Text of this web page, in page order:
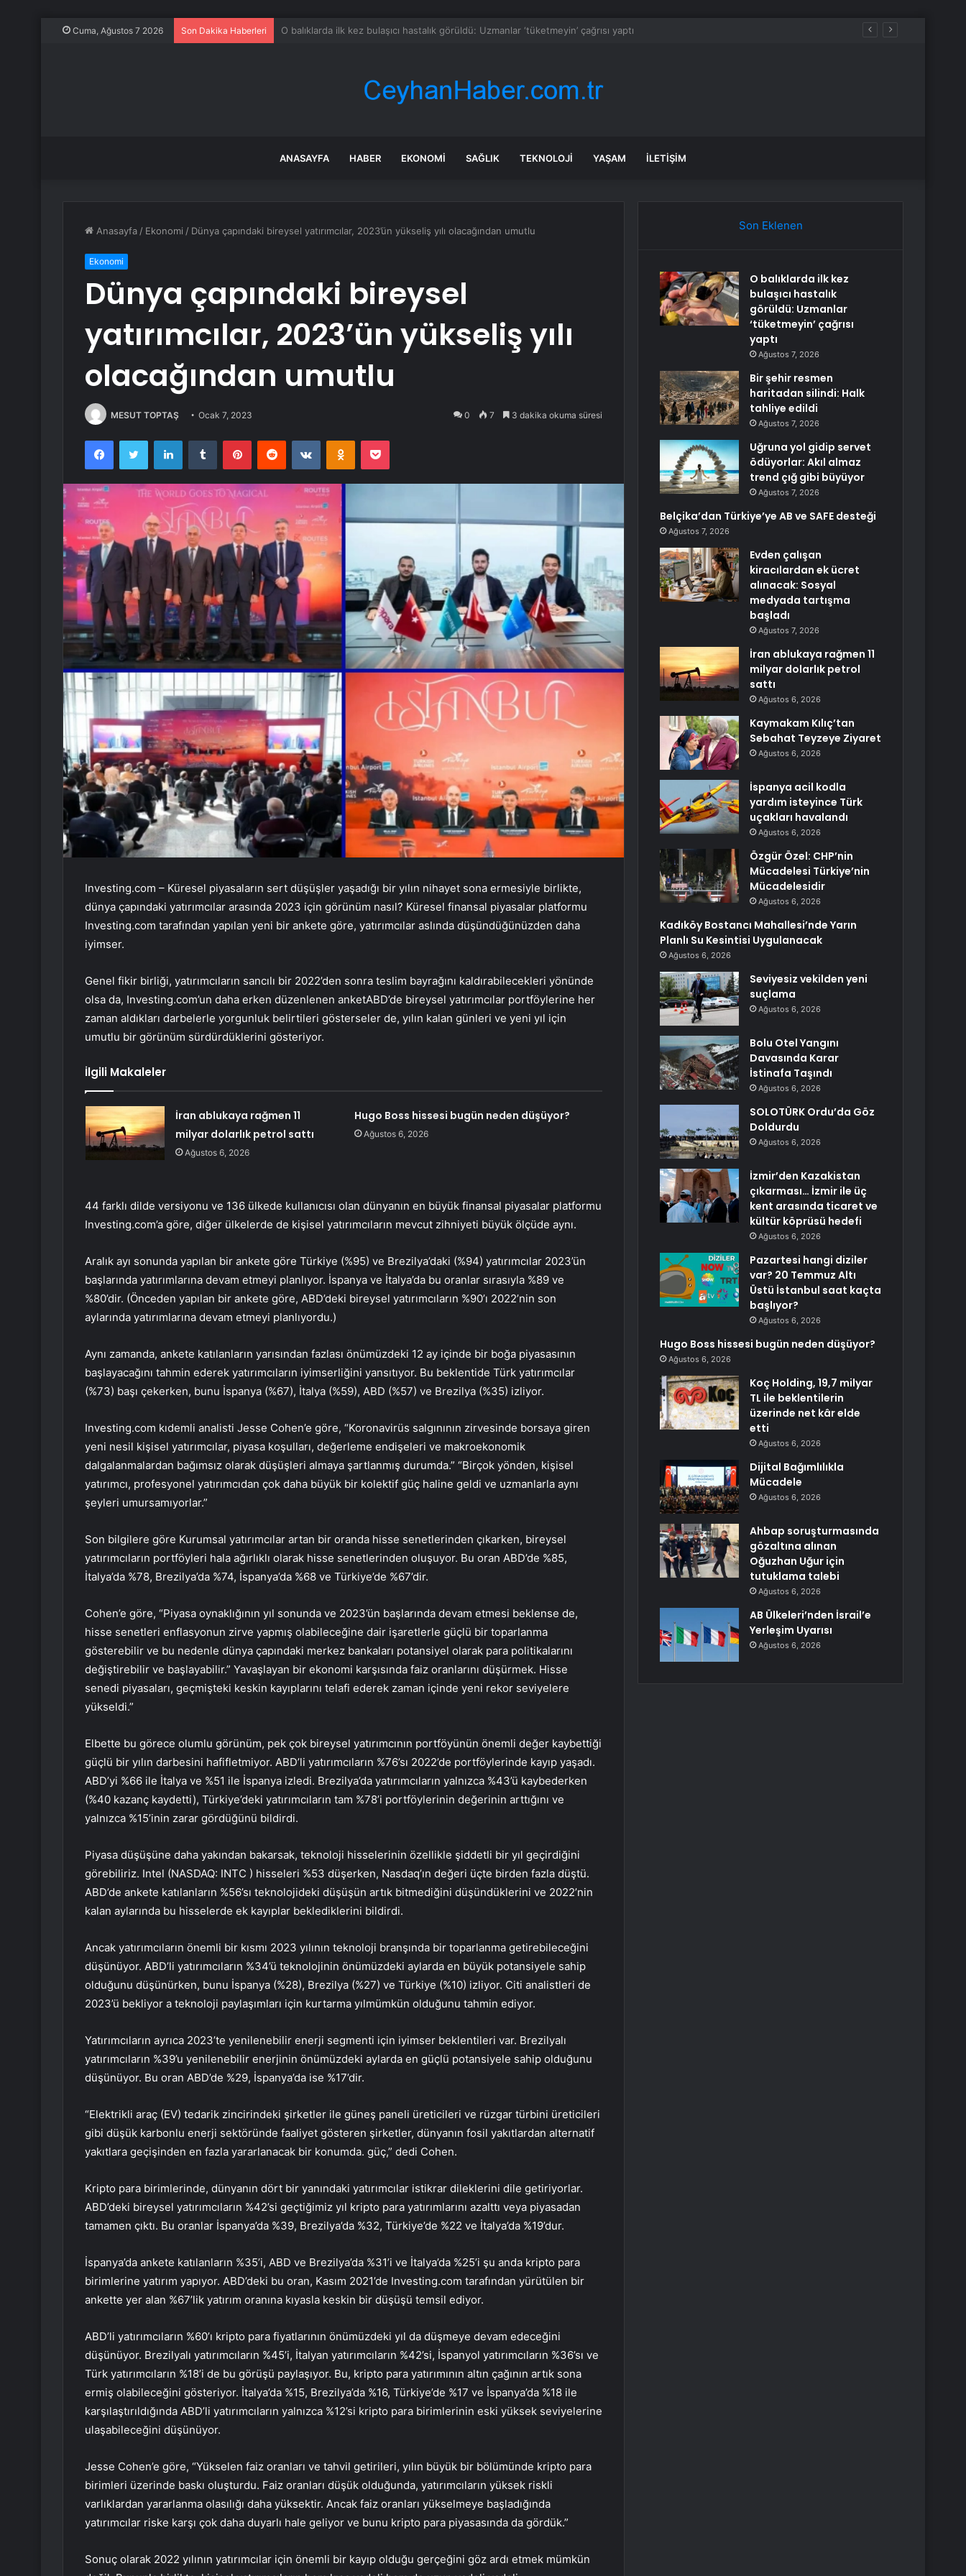
Cuma, Ağustos 7 2026 Son Dakika Haberleri Bir şehir resmen haritadan silindi: Halk tahliye edildi
ANASAYFA HABER EKONOMI SAĞLIK TEKNOLOJI YAŞAM İLETIŞIM
Anasayfa / Ekonomi / Dünya çapındaki bireysel yatırımcılar, 2023’ün yükseliş yılı olacağından umutlu
Ekonomi
Dünya çapındaki bireysel
yatırımcılar, 2023’ün yükseliş yılı
olacağından umutlu
MESUT TOPTAŞ Ocak 7, 2023 0 7 3 dakika okuma süresi
FacebookTwitter LinkedInTumblr PinterestReddit VKontakteOdnoklassniki
Pocket
Investing.com – Küresel piyasaların sert düşüşler yaşadığı bir yılın nihayet sona ermesiyle birlikte,
dünya çapındaki yatırımcılar arasında 2023 için görünüm nasıl? Küresel finansal piyasalar platformu
Investing.com tarafından yapılan yeni bir ankete göre, yatırımcılar aslında düşündüğünüzden daha
iyimser.
Genel fikir birliği, yatırımcıların sancılı bir 2022’den sonra teslim bayrağını kaldırabilecekleri yönünde
olsa da, Investing.com’un daha erken düzenlenen anketABD’de bireysel yatırımcılar portföylerine her
zaman aldıkları darbelerle yorgunluk belirtileri gösterseler de, yılın kalan günleri ve yeni yıl için
umutlu bir görünüm sürdürdüklerini gösteriyor.
İlgili Makaleler
İran ablukaya rağmen 11
milyar dolarlık petrol sattı
Ağustos 6, 2026
Hugo Boss hissesi bugün neden düşüyor?
Ağustos 6, 2026
44 farklı dilde versiyonu ve 136 ülkede kullanıcısı olan dünyanın en büyük finansal piyasalar platformu
Investing.com’a göre, diğer ülkelerde de kişisel yatırımcıların mevcut zihniyeti büyük ölçüde aynı.
Aralık ayı sonunda yapılan bir ankete göre Türkiye (%95) ve Brezilya’daki (%94) yatırımcılar 2023’ün
başlarında yatırımlarına devam etmeyi planlıyor. İspanya ve İtalya’da bu oranlar sırasıyla %89 ve
%80’dir. (Önceden yapılan bir ankete göre, ABD’deki bireysel yatırımcıların %90’ı 2022’nin son
aylarında yatırımlarına devam etmeyi planlıyordu.)
Aynı zamanda, ankete katılanların yarısından fazlası önümüzdeki 12 ay içinde bir boğa piyasasının
başlayacağını tahmin ederek yatırımcıların iyimserliğini yansıtıyor. Bu beklentide Türk yatırımcılar
(%73) başı çekerken, bunu İspanya (%67), İtalya (%59), ABD (%57) ve Brezilya (%35) izliyor.
Investing.com kıdemli analisti Jesse Cohen’e göre, “Koronavirüs salgınının zirvesinde borsaya giren
yeni nesil kişisel yatırımcılar, piyasa koşulları, değerleme endişeleri ve makroekonomik
dalgalanmalardan bağımsız olarak düşüşleri almaya şartlanmış durumda.” “Birçok yönden, kişisel
yatırımcı, profesyonel yatırımcıdan çok daha büyük bir kolektif güç haline geldi ve uzmanlarla aynı
şeyleri umursamıyorlar.”
Son bilgilere göre Kurumsal yatırımcılar artan bir oranda hisse senetlerinden çıkarken, bireysel
yatırımcıların portföyleri hala ağırlıklı olarak hisse senetlerinden oluşuyor. Bu oran ABD’de %85,
İtalya’da %78, Brezilya’da %74, İspanya’da %68 ve Türkiye’de %67’dir.
Cohen’e göre, “Piyasa oynaklığının yıl sonunda ve 2023’ün başlarında devam etmesi beklense de,
hisse senetleri enflasyonun zirve yapmış olabileceğine dair işaretlerle güçlü bir toparlanma
gösterebilir ve bu nedenle dünya çapındaki merkez bankaları potansiyel olarak para politikalarını
değiştirebilir ve başlayabilir.” Yavaşlayan bir ekonomi karşısında faiz oranlarını düşürmek. Hisse
senedi piyasaları, geçmişteki keskin kayıplarını telafi ederek zaman içinde yeni rekor seviyelere
yükseldi.”
Elbette bu görece olumlu görünüm, pek çok bireysel yatırımcının portföyünün önemli değer kaybettiği
güçlü bir yılın darbesini hafifletmiyor. ABD’li yatırımcıların %76’sı 2022’de portföylerinde kayıp yaşadı.
ABD’yi %66 ile İtalya ve %51 ile İspanya izledi. Brezilya’da yatırımcıların yalnızca %43’ü kaybederken
(%40 kazanç kaydetti), Türkiye’deki yatırımcıların tam %78’i portföylerinin değerinin arttığını ve
yalnızca %15’inin zarar gördüğünü bildirdi.
Piyasa düşüşüne daha yakından bakarsak, teknoloji hisselerinin özellikle şiddetli bir yıl geçirdiğini
görebiliriz. Intel (NASDAQ: INTC ) hisseleri %53 düşerken, Nasdaq’ın değeri üçte birden fazla düştü.
ABD’de ankete katılanların %56’sı teknolojideki düşüşün artık bitmediğini düşündüklerini ve 2022’nin
kalan aylarında bu hisselerde ek kayıplar beklediklerini bildirdi.
Ancak yatırımcıların önemli bir kısmı 2023 yılının teknoloji branşında bir toparlanma getirebileceğini
düşünüyor. ABD’li yatırımcıların %34’ü teknolojinin önümüzdeki aylarda en büyük potansiyele sahip
olduğunu düşünürken, bunu İspanya (%28), Brezilya (%27) ve Türkiye (%10) izliyor. Citi analistleri de
2023’ü bekliyor a teknoloji paylaşımları için kurtarma yılmümkün olduğunu tahmin ediyor.
Yatırımcıların ayrıca 2023’te yenilenebilir enerji segmenti için iyimser beklentileri var. Brezilyalı
yatırımcıların %39’u yenilenebilir enerjinin önümüzdeki aylarda en güçlü potansiyele sahip olduğunu
düşünüyor. Bu oran ABD’de %29, İspanya’da ise %17’dir.
“Elektrikli araç (EV) tedarik zincirindeki şirketler ile güneş paneli üreticileri ve rüzgar türbini üreticileri
gibi düşük karbonlu enerji sektöründe faaliyet gösteren şirketler, dünyanın fosil yakıtlardan alternatif
yakıtlara geçişinden en fazla yararlanacak bir konumda. güç,” dedi Cohen.
Kripto para birimlerinde, dünyanın dört bir yanındaki yatırımcılar istikrar dileklerini dile getiriyorlar.
ABD’deki bireysel yatırımcıların %42’si geçtiğimiz yıl kripto para yatırımlarını azalttı veya piyasadan
tamamen çıktı. Bu oranlar İspanya’da %39, Brezilya’da %32, Türkiye’de %22 ve İtalya’da %19’dur.
İspanya’da ankete katılanların %35’i, ABD ve Brezilya’da %31’i ve İtalya’da %25’i şu anda kripto para
birimlerine yatırım yapıyor. ABD’deki bu oran, Kasım 2021’de Investing.com tarafından yürütülen bir
ankette yer alan %67’lik yatırım oranına kıyasla keskin bir düşüşü temsil ediyor.
ABD’li yatırımcıların %60’ı kripto para fiyatlarının önümüzdeki yıl da düşmeye devam edeceğini
düşünüyor. Brezilyalı yatırımcıların %45’i, İtalyan yatırımcıların %42’si, İspanyol yatırımcıların %36’sı ve
Türk yatırımcıların %18’i de bu görüşü paylaşıyor. Bu, kripto para yatırımının altın çağının artık sona
ermiş olabileceğini gösteriyor. İtalya’da %15, Brezilya’da %16, Türkiye’de %17 ve İspanya’da %18 ile
karşılaştırıldığında ABD’li yatırımcıların yalnızca %12’si kripto para birimlerinin eski yüksek seviyelerine
ulaşabileceğini düşünüyor.
Jesse Cohen’e göre, “Yükselen faiz oranları ve tahvil getirileri, yılın büyük bir bölümünde kripto para
birimleri üzerinde baskı oluşturdu. Faiz oranları düşük olduğunda, yatırımcıların yüksek riskli
varlıklardan yararlanma olasılığı daha yüksektir. Ancak faiz oranları yükselmeye başladığında
yatırımcılar riske karşı çok daha duyarlı hale geliyor ve bunu kripto para piyasasında da gördük.”
Sonuç olarak 2022 yılının yatırımcılar için önemli bir kayıp olduğu gerçeğini göz ardı etmek mümkün
Son Eklenen
O balıklarda ilk kez
bulaşıcı hastalık
görüldü: Uzmanlar
‘tüketmeyin’ çağrısı
yaptı
Ağustos 7, 2026
Bir şehir resmen
haritadan silindi: Halk
tahliye edildi
Ağustos 7, 2026
Uğruna yol gidip servet
ödüyorlar: Akıl almaz
trend çığ gibi büyüyor
Ağustos 7, 2026
Belçika’dan Türkiye’ye AB ve SAFE desteği
Ağustos 7, 2026
Evden çalışan
kiracılardan ek ücret
alınacak: Sosyal
medyada tartışma
başladı
Ağustos 7, 2026
İran ablukaya rağmen 11
milyar dolarlık petrol
sattı
Ağustos 6, 2026
Kaymakam Kılıç’tan
Sebahat Teyzeye Ziyaret
Ağustos 6, 2026
İspanya acil kodla
yardım isteyince Türk
uçakları havalandı
Ağustos 6, 2026
Özgür Özel: CHP’nin
Mücadelesi Türkiye’nin
Mücadelesidir
Ağustos 6, 2026
Kadıköy Bostancı Mahallesi’nde Yarın
Planlı Su Kesintisi Uygulanacak
Ağustos 6, 2026
Seviyesiz vekilden yeni
suçlama
Ağustos 6, 2026
Bolu Otel Yangını
Davasında Karar
İstinafa Taşındı
Ağustos 6, 2026
SOLOTÜRK Ordu’da Göz
Doldurdu
Ağustos 6, 2026
İzmir’den Kazakistan
çıkarması… İzmir ile üç
kent arasında ticaret ve
kültür köprüsü hedefi
Ağustos 6, 2026
Pazartesi hangi diziler
var? 20 Temmuz Altı
Üstü İstanbul saat kaçta
başlıyor?
Ağustos 6, 2026
Hugo Boss hissesi bugün neden düşüyor?
Ağustos 6, 2026
Koç Holding, 19,7 milyar
TL ile beklentilerin
üzerinde net kâr elde
etti
Ağustos 6, 2026
Dijital Bağımlılıkla
Mücadele
Ağustos 6, 2026
Ahbap soruşturmasında
gözaltına alınan
Oğuzhan Uğur için
tutuklama talebi
Ağustos 6, 2026
AB Ülkeleri’nden İsrail’e
Yerleşim Uyarısı
Ağustos 6, 2026